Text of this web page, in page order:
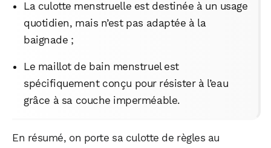
La culotte menstruelle est destinée à un usage
quotidien, mais n’est pas adaptée à la
baignade ;
Le maillot de bain menstruel est
spécifiquement conçu pour résister à l’eau
grâce à sa couche imperméable.
En résumé, on porte sa culotte de règles au